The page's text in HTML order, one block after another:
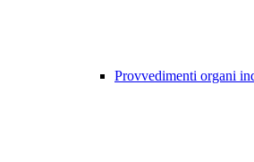
Provvedimenti organi